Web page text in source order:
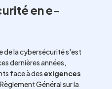
en e-
de la cybersécurité s'est
dernières années,
face à desexigences
Règlement Général sur la